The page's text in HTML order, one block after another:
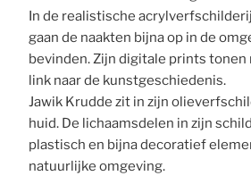
In de realistische
gaan de naakten bijna op in de
bevinden. Zijn digitale prints tonen
link naar de kunstgeschiedenis.
Jawik Krudde zit in zijn
huid. De lichaamsdelen in zijn
plastisch en bijna decoratief
natuurlijke omgeving.